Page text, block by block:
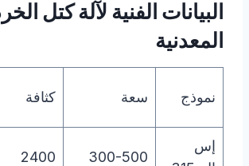
البيانات الفنية لآلة كتل
المعدنية
نموذج سعة كثافة
إس
300-500
2400